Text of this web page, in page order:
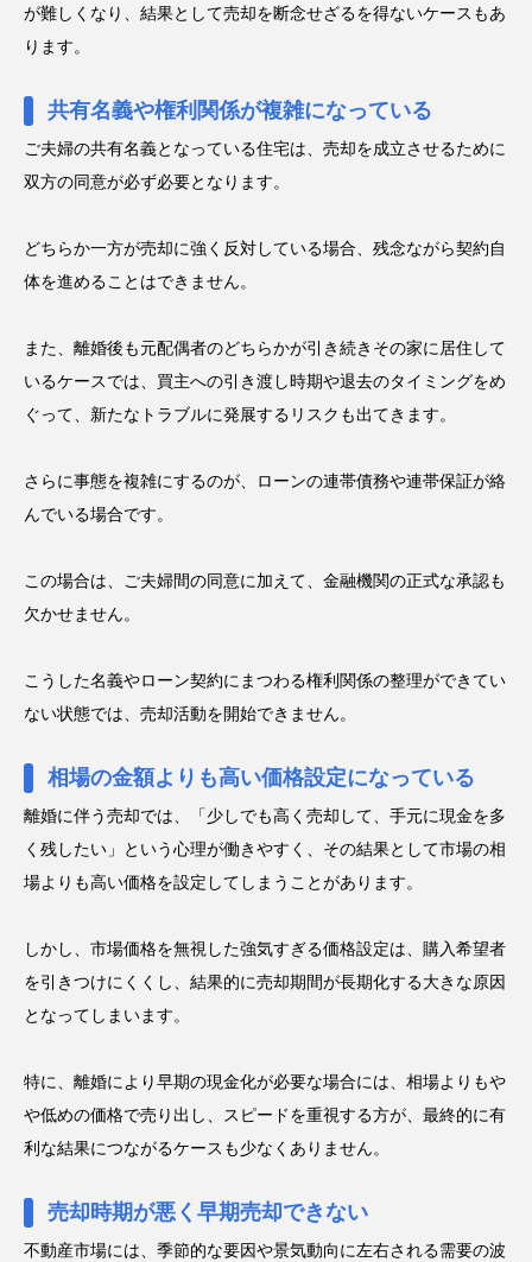
が難しくなり、結果として売却を断念せざるを得ないケースもあ
ります。
共有名義や権利関係が複雑になっている
ご夫婦の共有名義となっている住宅は、売却を成立させるために
双方の同意が必ず必要となります。
どちらか一方が売却に強く反対している場合、残念ながら契約自
体を進めることはできません。
また、離婚後も元配偶者のどちらかが引き続きその家に居住して
いるケースでは、買主への引き渡し時期や退去のタイミングをめ
ぐって、新たなトラブルに発展するリスクも出てきます。
さらに事態を複雑にするのが、ローンの連帯債務や連帯保証が絡
んでいる場合です。
この場合は、ご夫婦間の同意に加えて、金融機関の正式な承認も
欠かせません。
こうした名義やローン契約にまつわる権利関係の整理ができてい
ない状態では、売却活動を開始できません。
相場の金額よりも高い価格設定になっている
離婚に伴う売却では、「少しでも高く売却して、手元に現金を多
く残したい」という心理が働きやすく、その結果として市場の相
場よりも高い価格を設定してしまうことがあります。
しかし、市場価格を無視した強気すぎる価格設定は、購入希望者
を引きつけにくくし、結果的に売却期間が長期化する大きな原因
となってしまいます。
特に、離婚により早期の現金化が必要な場合には、相場よりもや
や低めの価格で売り出し、スピードを重視する方が、最終的に有
利な結果につながるケースも少なくありません。
売却時期が悪く早期売却できない
不動産市場には、季節的な要因や景気動向に左右される需要の波